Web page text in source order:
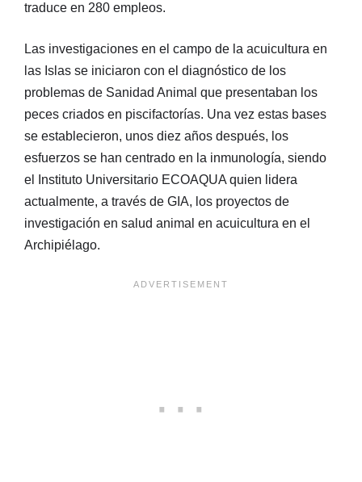
traduce en 280 empleos.
Las investigaciones en el campo de la acuicultura en
las Islas se iniciaron con el diagnóstico de los
problemas de Sanidad Animal que presentaban los
peces criados en piscifactorías. Una vez estas bases
se establecieron, unos diez años después, los
esfuerzos se han centrado en la inmunología, siendo
el Instituto Universitario ECOAQUA quien lidera
actualmente, a través de GIA, los proyectos de
investigación en salud animal en acuicultura en el
Archipiélago.